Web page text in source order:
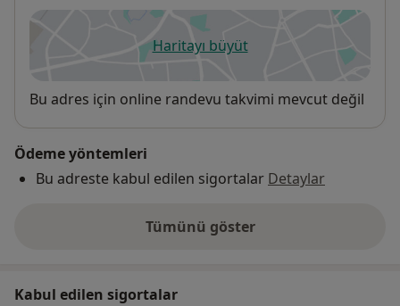
Haritayı büyütyeni bir sekmede açılır
Uygunluk
Bu adres için online randevu takvimi mevcut değil
Ödeme yöntemleri
Bu adreste kabul edilen sigortalar Detaylar
Tümünü göster
adres hakkında
Kabul edilen sigortalar